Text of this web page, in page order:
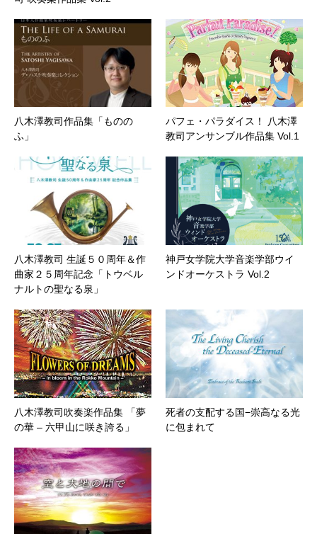
八木澤教司作品集「ものの
ふ」
パフェ・パラダイス！ 八木澤
教司アンサンブル作品集 Vol.1
八木澤教司 生誕５０周年＆作
曲家２５周年記念「トウベル
ナルトの聖なる泉」
神戸女学院大学音楽学部ウイ
ンドオーケストラ Vol.2
八木澤教司吹奏楽作品集 「夢
の華 – 六甲山に咲き誇る」
死者の支配する国−崇高なる光
に包まれて